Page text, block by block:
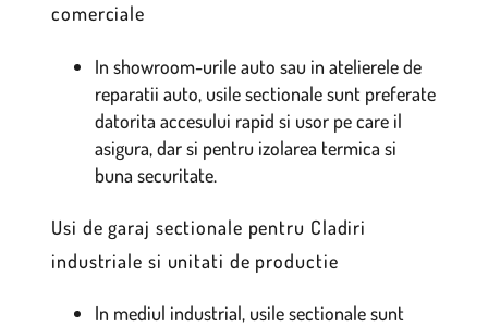
comerciale
In showroom-urile auto sau in atelierele de
reparatii auto, usile sectionale sunt preferate
datorita accesului rapid si usor pe care il
asigura, dar si pentru izolarea termica si
buna securitate.
Usi de garaj sectionale pentru Cladiri
industriale si unitati de productie
In mediul industrial, usile sectionale sunt